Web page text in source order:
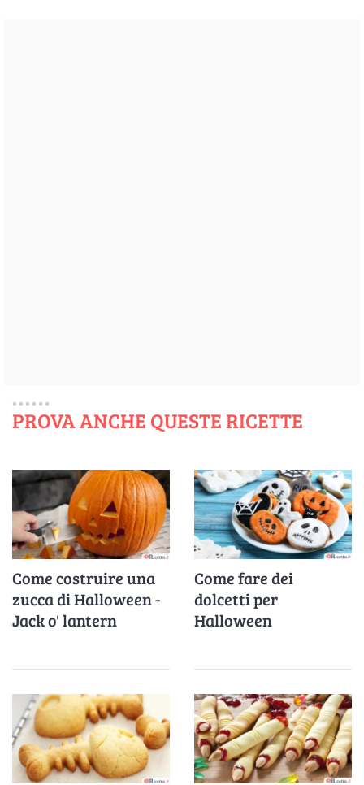
PROVA ANCHE QUESTE RICETTE
Come costruire una
zucca di Halloween -
Jack o' lantern
Come fare dei
dolcetti per
Halloween